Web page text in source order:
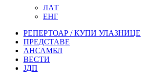
ЛАТ
ЕНГ
РЕПЕРТОАР / КУПИ УЛАЗНИЦЕ
ПРЕДСТАВЕ
АНСАМБЛ
ВЕСТИ
ЈДП